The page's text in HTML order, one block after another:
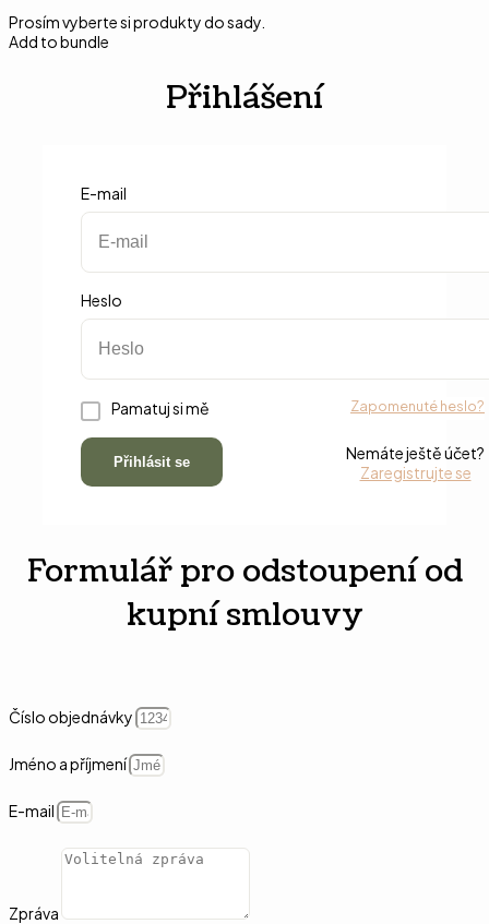
Prosím vyberte si produkty do sady.
Add to bundle
Přihlášení
E-mail
Heslo
Pamatuj si mě Zapomenuté heslo?
Přihlásit se
Nemáte ještě účet?
Zaregistrujte se
Formulář pro odstoupení od
kupní smlouvy
Číslo objednávky
Jméno a příjmení
E-mail
Zpráva